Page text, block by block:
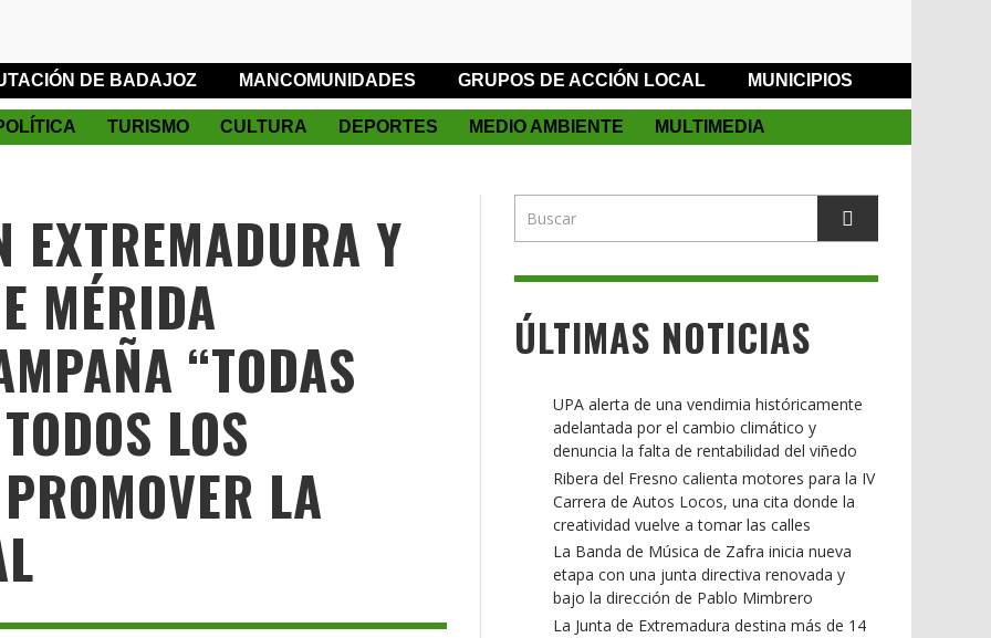
DE BADAJOZ MANCOMUNIDADES GRUPOS DE ACCIÓN LOCAL MUNICIPIOS
TURISMO CULTURA DEPORTES MEDIO AMBIENTE MULTIMEDIA
EXTREMADURA Y
MÉRIDA
“TODAS
LOS
LA
ÚLTIMAS NOTICIAS
UPA alerta de una vendimia históricamente
adelantada por el cambio climático y
denuncia la falta de rentabilidad del viñedo
Ribera del Fresno calienta motores para la IV
Carrera de Autos Locos, una cita donde la
creatividad vuelve a tomar las calles
La Banda de Música de Zafra inicia nueva
etapa con una junta directiva renovada y
bajo la dirección de Pablo Mimbrero
La Junta de Extremadura destina más de 14